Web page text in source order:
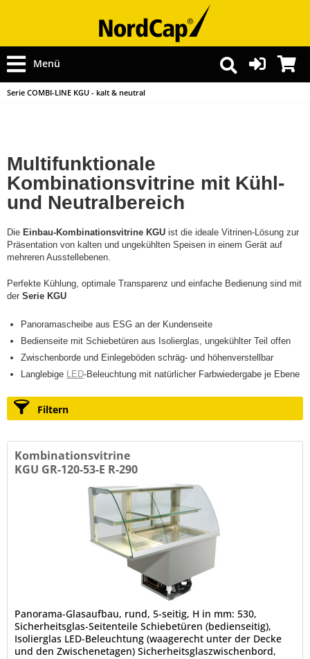
Menü
Serie COMBI-LINE KGU - kalt & neutral
Multifunktionale
Kombinationsvitrine mit Kühl-
und Neutralbereich
Die Einbau-Kombinationsvitrine KGU ist die ideale Vitrinen-Lösung zur
Präsentation von kalten und ungekühlten Speisen in einem Gerät auf
mehreren Ausstellebenen.
Perfekte Kühlung, optimale Transparenz und einfache Bedienung sind mit
der Serie KGU
Panoramascheibe aus ESG an der Kundenseite
Bedienseite mit Schiebetüren aus Isolierglas, ungekühlter Teil offen
Zwischenborde und Einlegeböden schräg- und höhenverstellbar
Langlebige LED-Beleuchtung mit natürlicher Farbwiedergabe je Ebene
Filtern
Kombinationsvitrine
KGU GR-120-53-E R-290
Panorama-Glasaufbau, rund, 5-seitig, H in mm: 530,
Sicherheitsglas-Seitenteile Schiebetüren (bedienseitig),
Isolierglas LED-Beleuchtung (waagerecht unter der Decke
und den Zwischenetagen) Sicherheitsglaszwischenbord,